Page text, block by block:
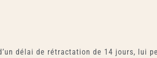
délai de rétractation de 14 jours, lui